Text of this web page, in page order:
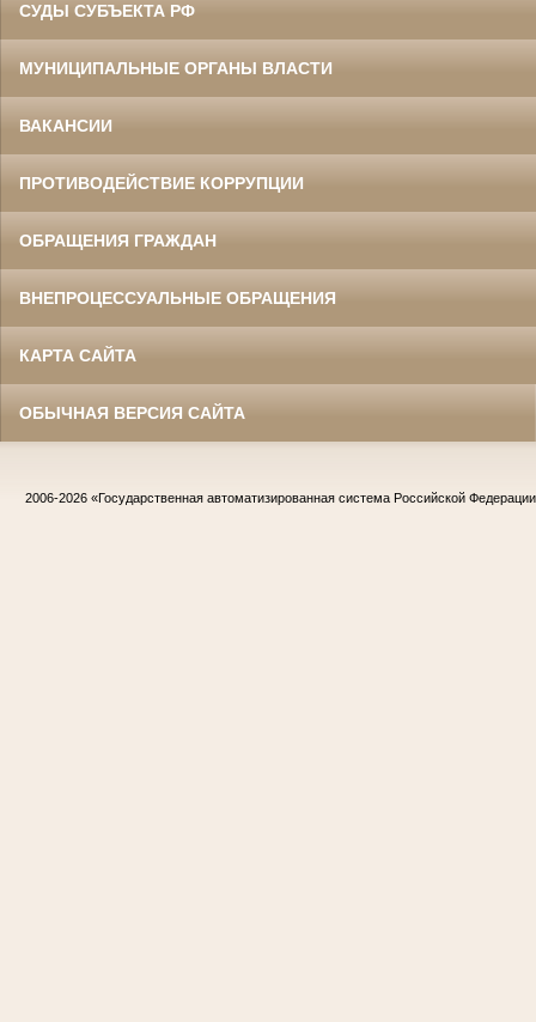
СУДЫ СУБЪЕКТА РФ
МУНИЦИПАЛЬНЫЕ ОРГАНЫ ВЛАСТИ
ВАКАНСИИ
ПРОТИВОДЕЙСТВИЕ КОРРУПЦИИ
ОБРАЩЕНИЯ ГРАЖДАН
ВНЕПРОЦЕССУАЛЬНЫЕ ОБРАЩЕНИЯ
КАРТА САЙТА
ОБЫЧНАЯ ВЕРСИЯ САЙТА
2006-2026 «Государственная автоматизированная система Российской